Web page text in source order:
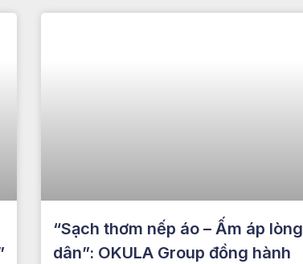
“Sạch thơm nếp áo – Ấm áp lòng
dân”: OKULA Group đồng hành